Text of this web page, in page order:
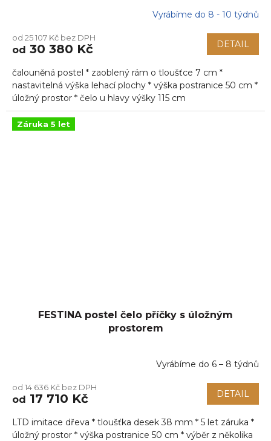
Vyrábíme do 8 - 10 týdnů
od 25 107 Kč bez DPH
od 30 380 Kč DETAIL
čalouněná postel * zaoblený rám o tloušťce 7 cm *
nastavitelná výška lehací plochy * výška postranice 50 cm *
úložný prostor * čelo u hlavy výšky 115 cm
Záruka 5 let
FESTINA postel čelo příčky s úložným
prostorem
Vyrábíme do 6 – 8 týdnů
od 14 636 Kč bez DPH
od 17 710 Kč DETAIL
LTD imitace dřeva * tloušťka desek 38 mm * 5 let záruka *
úložný prostor * výška postranice 50 cm * výběr z několika